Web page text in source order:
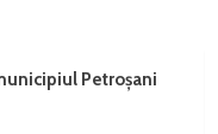
Petroșani